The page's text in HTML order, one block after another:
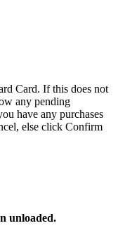
Card. If this does not
any pending
have any purchases
else click Confirm
unloaded.